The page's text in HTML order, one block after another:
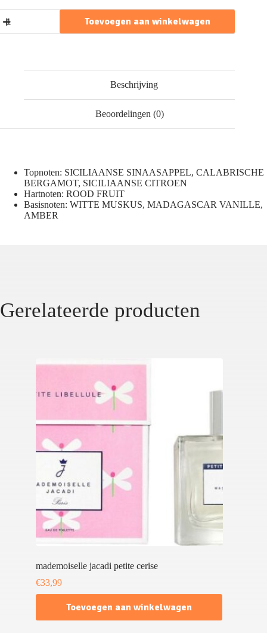
modernity
aantal
Toevoegen aan winkelwagen
Beschrijving
Beoordelingen (0)
Topnoten: SICILIAANSE SINAASAPPEL, CALABRISCHE
BERGAMOT, SICILIAANSE CITROEN
Hartnoten: ROOD FRUIT
Basisnoten: WITTE MUSKUS, MADAGASCAR VANILLE,
AMBER
Gerelateerde producten
mademoiselle jacadi petite cerise
€33,99
Toevoegen aan winkelwagen